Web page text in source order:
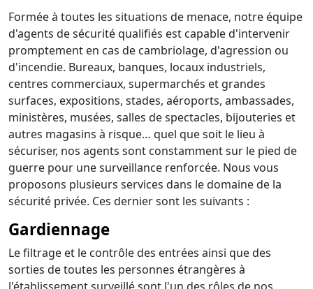
Formée à toutes les situations de menace, notre équipe
d'agents de sécurité qualifiés est capable d'intervenir
promptement en cas de cambriolage, d'agression ou
d'incendie. Bureaux, banques, locaux industriels,
centres commerciaux, supermarchés et grandes
surfaces, expositions, stades, aéroports, ambassades,
ministères, musées, salles de spectacles, bijouteries et
autres magasins à risque… quel que soit le lieu à
sécuriser, nos agents sont constamment sur le pied de
guerre pour une surveillance renforcée. Nous vous
proposons plusieurs services dans le domaine de la
sécurité privée. Ces dernier sont les suivants :
Gardiennage
Le filtrage et le contrôle des entrées ainsi que des
sorties de toutes les personnes étrangères à